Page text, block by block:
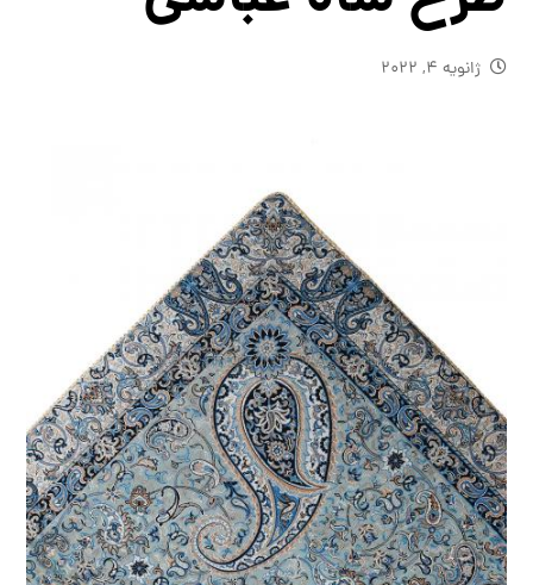
ژانویه ۴, ۲۰۲۲